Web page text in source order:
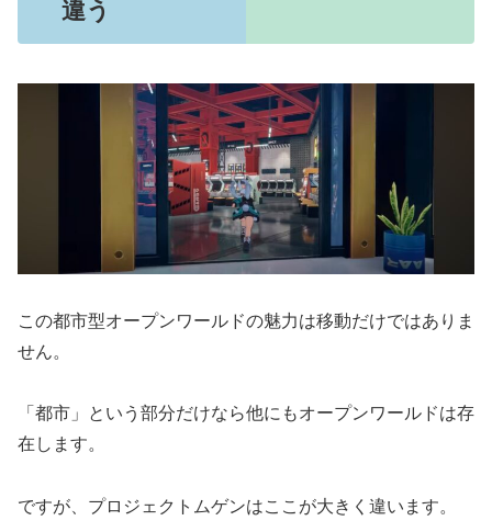
違う
この都市型オープンワールドの魅力は移動だけではありま
せん。
「都市」という部分だけなら他にもオープンワールドは存
在します。
ですが、プロジェクトムゲンはここが大きく違います。